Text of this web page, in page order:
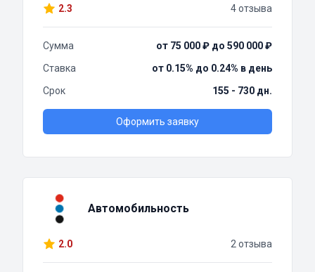
2.3 4 отзыва
Сумма
от 75 000 ₽ до 590 000 ₽
Ставка
от 0.15% до 0.24% в день
Срок
155 - 730 дн.
Оформить заявку
Автомобильность
2.0 2 отзыва